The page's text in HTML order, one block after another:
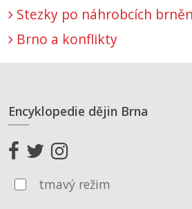
Stezky po náhrobcích
Brno a konflikty
Encyklopedie dějin Brna
tmavý režim